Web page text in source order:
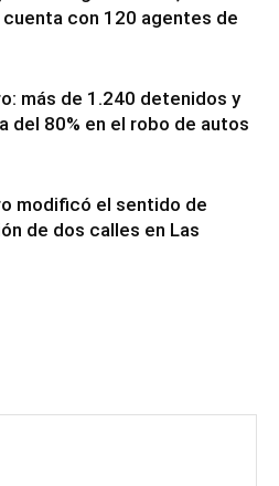
cuenta con 120 agentes de
más de 1.240 detenidos y
del 80% en el robo de autos
modificó el sentido de
de dos calles en Las